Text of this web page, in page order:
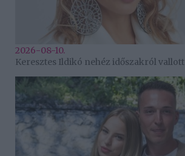
2026-08-10.
Keresztes Ildikó nehéz időszakról vallott